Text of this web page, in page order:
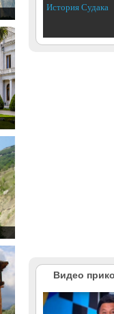
История Судака
Видео